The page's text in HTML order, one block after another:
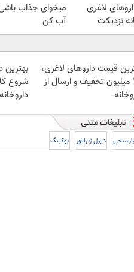
لاغری
نزدیکت
میخوای جذاب
آب کن
قیمت داروهای لاغری،
با ۱ میلیون تخفیف و ارسال از
بهترین
شروع
دیزل ژنراتور بوکینگ